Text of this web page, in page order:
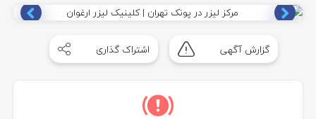
گزارش آگهی اشتراک گذاری